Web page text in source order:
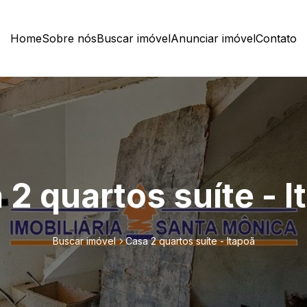
HomeSobre nósBuscar imóvelAnunciar imóvelContato
2 quartos suíte -
Buscar imóvel Casa 2 quartos suíte - Itapoã